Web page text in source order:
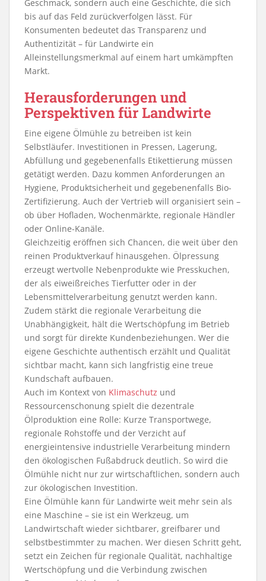
Geschmack, sondern auch eine Geschichte, die sich
bis auf das Feld zurückverfolgen lässt. Für
Konsumenten bedeutet das Transparenz und
Authentizität – für Landwirte ein
Alleinstellungsmerkmal auf einem hart umkämpften
Markt.
Herausforderungen und
Perspektiven für Landwirte
Eine eigene Ölmühle zu betreiben ist kein
Selbstläufer. Investitionen in Pressen, Lagerung,
Abfüllung und gegebenenfalls Etikettierung müssen
getätigt werden. Dazu kommen Anforderungen an
Hygiene, Produktsicherheit und gegebenenfalls Bio-
Zertifizierung. Auch der Vertrieb will organisiert sein –
ob über Hofladen, Wochenmärkte, regionale Händler
oder Online-Kanäle.
Gleichzeitig eröffnen sich Chancen, die weit über den
reinen Produktverkauf hinausgehen. Ölpressung
erzeugt wertvolle Nebenprodukte wie Presskuchen,
der als eiweißreiches Tierfutter oder in der
Lebensmittelverarbeitung genutzt werden kann.
Zudem stärkt die regionale Verarbeitung die
Unabhängigkeit, hält die Wertschöpfung im Betrieb
und sorgt für direkte Kundenbeziehungen. Wer die
eigene Geschichte authentisch erzählt und Qualität
sichtbar macht, kann sich langfristig eine treue
Kundschaft aufbauen.
Auch im Kontext von Klimaschutz und
Ressourcenschonung spielt die dezentrale
Ölproduktion eine Rolle: Kurze Transportwege,
regionale Rohstoffe und der Verzicht auf
energieintensive industrielle Verarbeitung mindern
den ökologischen Fußabdruck deutlich. So wird die
Ölmühle nicht nur zur wirtschaftlichen, sondern auch
zur ökologischen Investition.
Eine Ölmühle kann für Landwirte weit mehr sein als
eine Maschine – sie ist ein Werkzeug, um
Landwirtschaft wieder sichtbarer, greifbarer und
selbstbestimmter zu machen. Wer diesen Schritt geht,
setzt ein Zeichen für regionale Qualität, nachhaltige
Wertschöpfung und die Verbindung zwischen